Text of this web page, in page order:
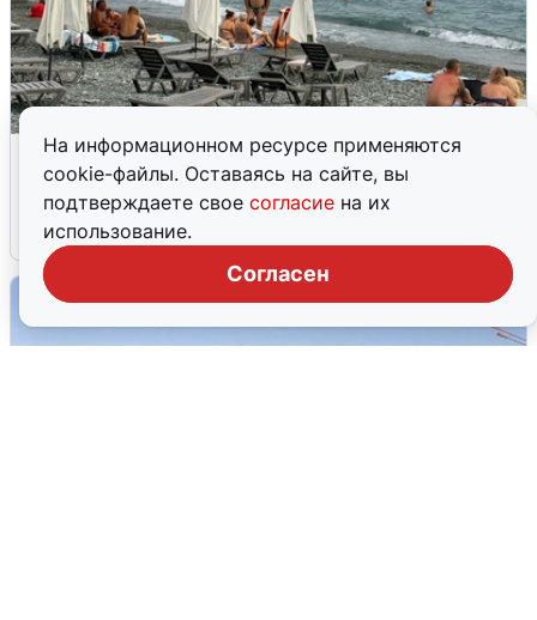
На информационном ресурсе применяются
cookie-файлы. Оставаясь на сайте, вы
подтверждаете свое согласие на их
использование.
Согласен
Жители и туристы Сочи рассказали
об атаке БПЛА 5 августа
5 августа 0